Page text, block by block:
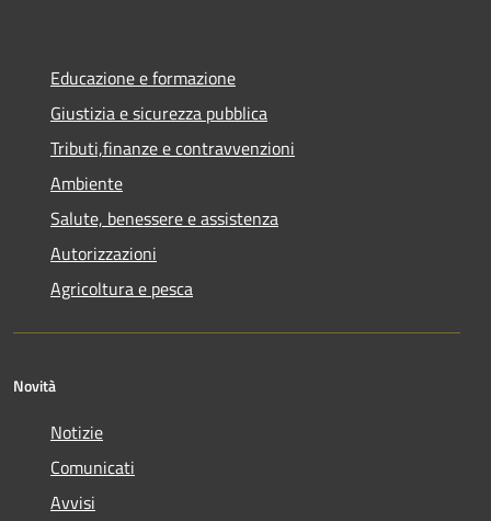
Educazione e formazione
Giustizia e sicurezza pubblica
Tributi,finanze e contravvenzioni
Ambiente
Salute, benessere e assistenza
Autorizzazioni
Agricoltura e pesca
Novità
Notizie
Comunicati
Avvisi